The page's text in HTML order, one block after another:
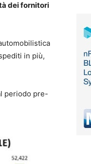
dei fornitori
in più,
periodo pre-